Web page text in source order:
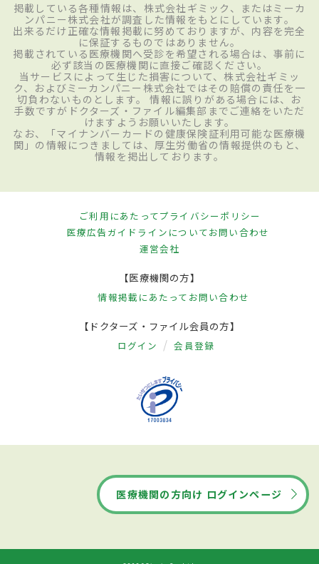
掲載している各種情報は、株式会社ギミック、またはミーカ
ンパニー株式会社が調査した情報をもとにしています。
出来るだけ正確な情報掲載に努めておりますが、内容を完全
に保証するものではありません。
掲載されている医療機関へ受診を希望される場合は、事前に
必ず該当の医療機関に直接ご確認ください。
当サービスによって生じた損害について、株式会社ギミッ
ク、およびミーカンパニー株式会社ではその賠償の責任を一
切負わないものとします。 情報に誤りがある場合には、お
手数ですがドクターズ・ファイル編集部までご連絡をいただ
けますようお願いいたします。
なお、「マイナンバーカードの健康保険証利用可能な医療機
関」の情報につきましては、厚生労働省の情報提供のもと、
情報を掲出しております。
ご利用にあたってプライバシーポリシー
医療広告ガイドラインについてお問い合わせ
運営会社
【医療機関の方】
情報掲載にあたって お問い合わせ
【ドクターズ・ファイル会員の方】
ログイン 会員登録
医療機関の方向け ログインページ